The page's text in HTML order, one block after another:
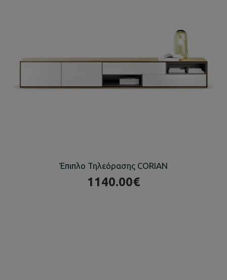
Έπιπλο Τηλεόρασης CORIAN
1140.00€